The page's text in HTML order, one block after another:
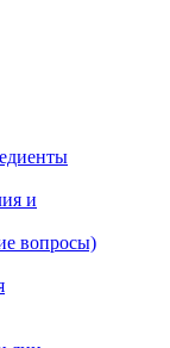
и
вопросы)